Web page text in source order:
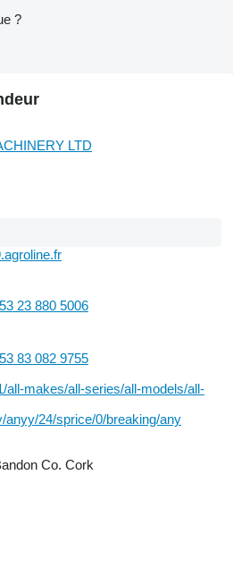
?
LTD
23 880 5006
83 082 9755
makes/all-series/all-models/all-
24/sprice/0/breaking/any
Co. Cork